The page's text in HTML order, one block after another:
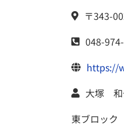
〒343-
048-
https://
大塚 和
東ブロック